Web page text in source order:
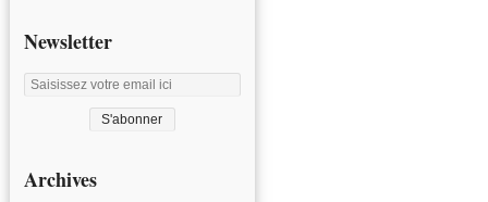
Newsletter
Archives